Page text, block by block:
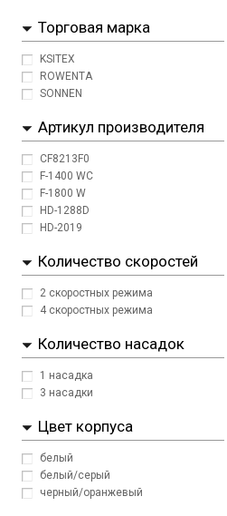
Торговая марка
KSITEX
ROWENTA
SONNEN
Артикул производителя
CF8213F0
F-1400 WC
F-1800 W
HD-1288D
HD-2019
Количество скоростей
2 скоростных режима
4 скоростных режима
Количество насадок
1 насадка
3 насадки
Цвет корпуса
белый
белый/серый
черный/оранжевый